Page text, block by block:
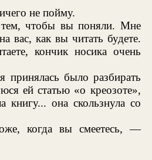
не пойму.
чтобы вы поняли. Мне
вас, как вы читать будете.
кончик носика очень
принялась было разбирать
ей статью «о креозоте»,
книгу... она скользнула со
когда вы смеетесь, —